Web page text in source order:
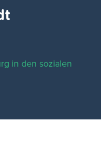
in den sozialen